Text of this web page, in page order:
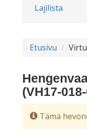
Lajilista
Etusivu
(VH17-
Tämä